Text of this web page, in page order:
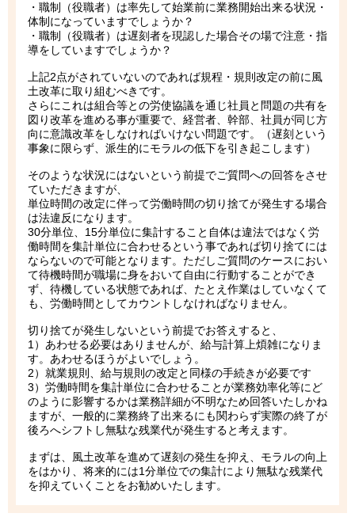
・職制（役職者）は率先して始業前に業務開始出来る状況・
体制になっていますでしょうか？
・職制（役職者）は遅刻者を現認した場合その場で注意・指
導をしていますでしょうか？
上記2点がされていないのであれば規程・規則改定の前に風
土改革に取り組むべきです。
さらにこれは組合等との労使協議を通じ社員と問題の共有を
図り改革を進める事が重要で、経営者、幹部、社員が同じ方
向に意識改革をしなければいけない問題です。（遅刻という
事象に限らず、派生的にモラルの低下を引き起こします）
そのような状況にはないという前提でご質問への回答をさせ
ていただきますが、
単位時間の改定に伴って労働時間の切り捨てが発生する場合
は法違反になります。
30分単位、15分単位に集計すること自体は違法ではなく労
働時間を集計単位に合わせるという事であれば切り捨てには
ならないので可能となります。ただしご質問のケースにおい
て待機時間が職場に身をおいて自由に行動することができ
ず、待機している状態であれば、たとえ作業はしていなくて
も、労働時間としてカウントしなければなりません。
切り捨てが発生しないという前提でお答えすると、
1）あわせる必要はありませんが、給与計算上煩雑になりま
す。あわせるほうがよいでしょう。
2）就業規則、給与規則の改定と同様の手続きが必要です
3）労働時間を集計単位に合わせることが業務効率化等にど
のように影響するかは業務詳細が不明なため回答いたしかね
ますが、一般的に業務終了出来るにも関わらず実際の終了が
後ろへシフトし無駄な残業代が発生すると考えます。
まずは、風土改革を進めて遅刻の発生を抑え、モラルの向上
をはかり、将来的には1分単位での集計により無駄な残業代
を抑えていくことをお勧めいたします。